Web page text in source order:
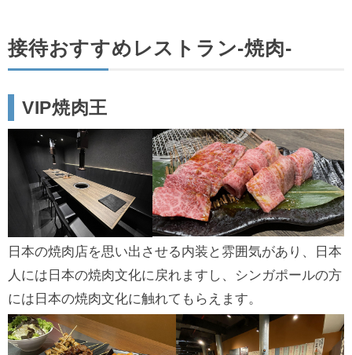
接待おすすめレストラン‐焼肉‐
VIP焼肉王
日本の焼肉店を思い出させる内装と雰囲気があり、日本
人には日本の焼肉文化に戻れますし、シンガポールの方
には日本の焼肉文化に触れてもらえます。